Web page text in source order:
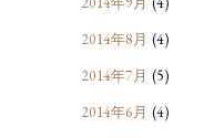
2014年8月 (4)
2014年7月 (5)
2014年6月 (4)